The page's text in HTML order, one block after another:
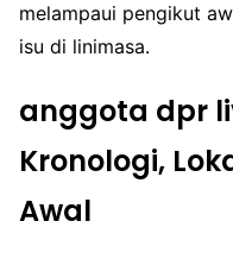
melampaui pengikut
isu di linimasa.
anggota dpr
Kronologi,
Awal